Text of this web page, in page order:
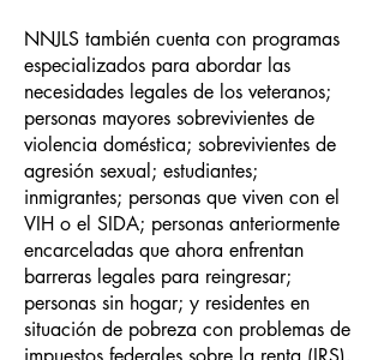
NNJLS también cuenta con programas
especializados para abordar las
necesidades legales de los veteranos;
personas mayores sobrevivientes de
violencia doméstica; sobrevivientes de
agresión sexual; estudiantes;
inmigrantes; personas que viven con el
VIH o el SIDA; personas anteriormente
encarceladas que ahora enfrentan
barreras legales para reingresar;
personas sin hogar; y residentes en
situación de pobreza con problemas de